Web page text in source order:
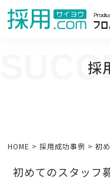
採
HOME >採用成功事例 >初
初めてのスタッフ